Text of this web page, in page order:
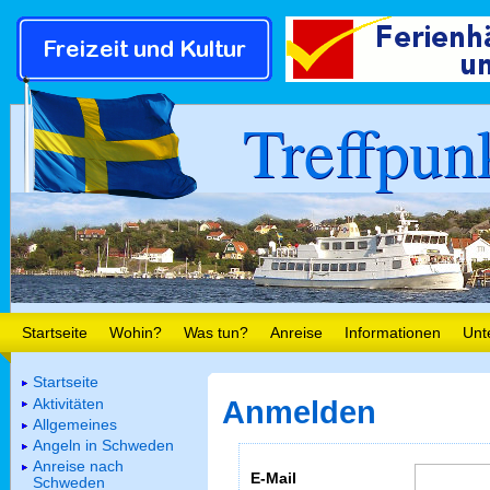
Startseite Wohin? Was tun? Anreise Informationen
Anmelden
E-Mail
Startseite
Aktivitäten
Allgemeines
Angeln in Schweden
Anreise nach
Schweden